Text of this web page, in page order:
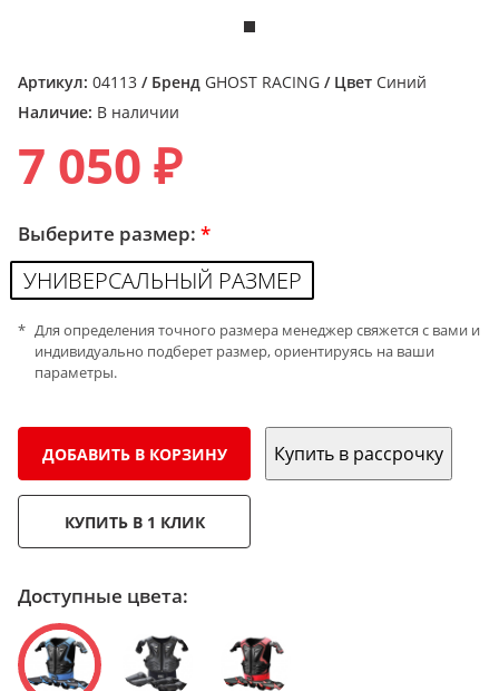
Артикул: 04113 / Бренд GHOST RACING / Цвет Синий
Наличие: В наличии
7 050 ₽
Выберите размер: *
УНИВЕРСАЛЬНЫЙ РАЗМЕР
Для определения точного размера менеджер свяжется с вами и
индивидуально подберет размер, ориентируясь на ваши
параметры.
ДОБАВИТЬ В КОРЗИНУ Купить в рассрочку
КУПИТЬ В 1 КЛИК
Доступные цвета: